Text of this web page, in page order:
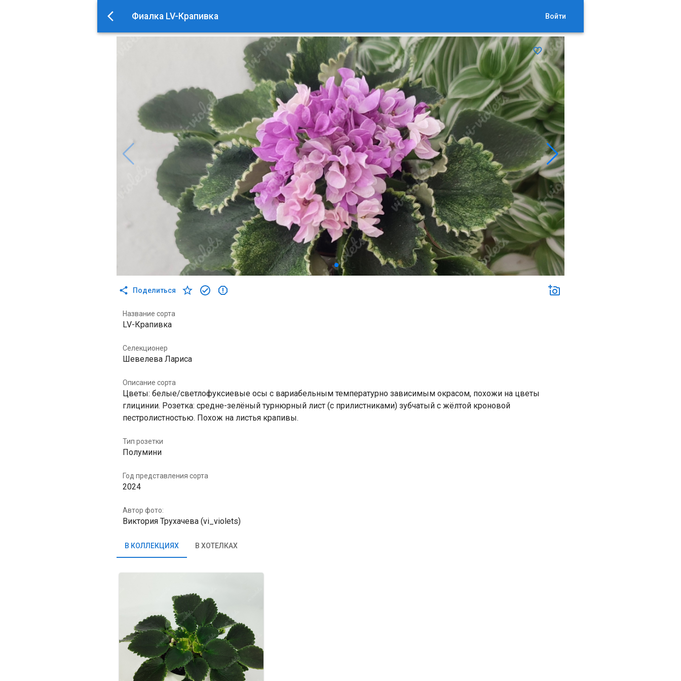
Фиалка LV-Крапивка Войти
Поделиться
Название сорта
LV-Крапивка
Селекционер
Шевелева Лариса
Описание сорта
Цветы: белые/светлофуксиевые осы с вариабельным температурно зависимым окрасом, похожи на цветы
глицинии. Розетка: средне-зелёный турнюрный лист (с прилистниками) зубчатый с жёлтой кроновой
пестролистностью. Похож на листья крапивы.
Тип розетки
Полумини
Год представления сорта
2024
Автор фото:
Виктория Трухачева (vi_violets)
В КОЛЛЕКЦИЯХ В ХОТЕЛКАХ